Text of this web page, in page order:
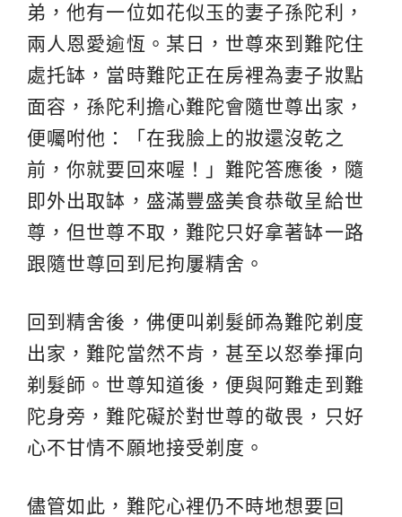
弟，他有一位如花似玉的妻子孫陀利，
兩人恩愛逾恆。某日，世尊來到難陀住
處托缽，當時難陀正在房裡為妻子妝點
面容，孫陀利擔心難陀會隨世尊出家，
便囑咐他：「在我臉上的妝還沒乾之
前，你就要回來喔！」難陀答應後，隨
即外出取缽，盛滿豐盛美食恭敬呈給世
尊，但世尊不取，難陀只好拿著缽一路
跟隨世尊回到尼拘屢精舍。
回到精舍後，佛便叫剃髮師為難陀剃度
出家，難陀當然不肯，甚至以怒拳揮向
剃髮師。世尊知道後，便與阿難走到難
陀身旁，難陀礙於對世尊的敬畏，只好
心不甘情不願地接受剃度。
儘管如此，難陀心裡仍不時地想要回